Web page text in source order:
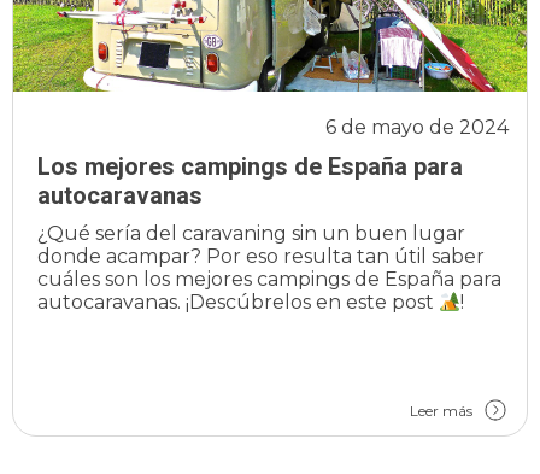
Los mejores campings de España para
autocaravanas
6 de mayo de 2024
¿Qué sería del caravaning sin un buen lugar
donde acampar? Por eso resulta tan útil saber
cuáles son los mejores campings de España para
autocaravanas. ¡Descúbrelos en este post
!
Leer más